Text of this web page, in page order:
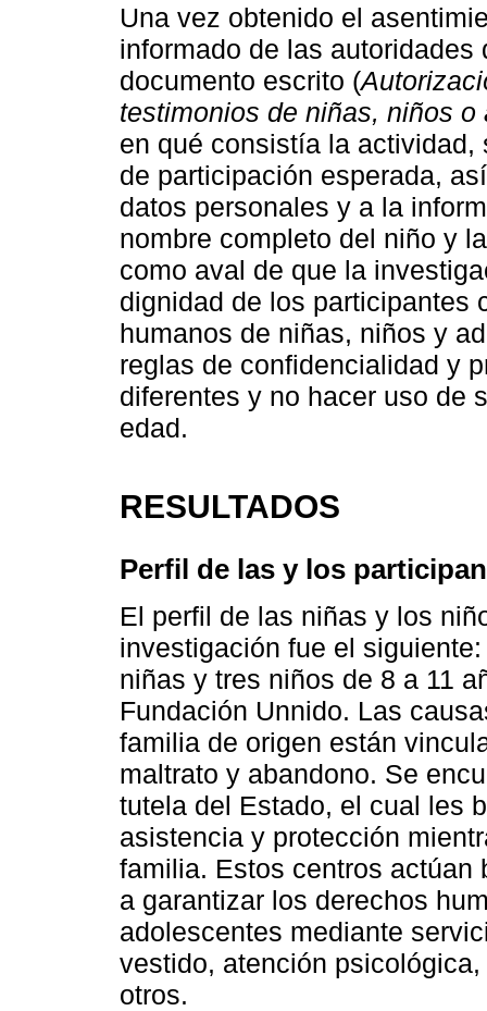
Una vez obtenido el
informado de las
documento escrito (
testimonios de niñas, niños o
en qué consistía la
de participación esperada,
datos personales y a la
nombre completo del niño y
como aval de que la
dignidad de los participantes
humanos de niñas, niños y
reglas de confidencialidad y
diferentes y no hacer uso de
edad.
RESULTADOS
Perfil de las y los
El perfil de las niñas y los
investigación fue el
niñas y tres niños de 8 a 11
Fundación Unnido. Las
familia de origen están
maltrato y abandono. Se
tutela del Estado, el cual les
asistencia y protección
familia. Estos centros actúan
a garantizar los derechos
adolescentes mediante
vestido, atención
otros.